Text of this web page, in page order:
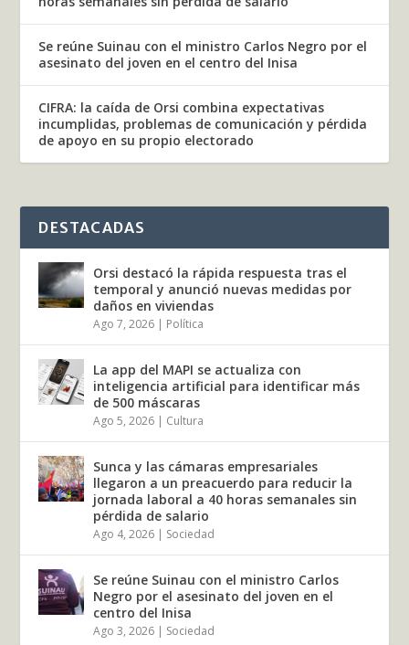
Se reúne Suinau con el ministro Carlos Negro por el
asesinato del joven en el centro del Inisa
CIFRA: la caída de Orsi combina expectativas
incumplidas, problemas de comunicación y pérdida
de apoyo en su propio electorado
DESTACADAS
Orsi destacó la rápida respuesta tras el
temporal y anunció nuevas medidas por
daños en viviendas
Ago 7, 2026 | Política
La app del MAPI se actualiza con
inteligencia artificial para identificar más
de 500 máscaras
Ago 5, 2026 | Cultura
Sunca y las cámaras empresariales
llegaron a un preacuerdo para reducir la
jornada laboral a 40 horas semanales sin
pérdida de salario
Ago 4, 2026 | Sociedad
Se reúne Suinau con el ministro Carlos
Negro por el asesinato del joven en el
centro del Inisa
Ago 3, 2026 | Sociedad